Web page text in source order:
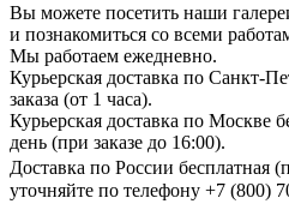
Вы можете посетить наши
и познакомиться со всеми
Мы работаем ежедневно.
Курьерская доставка по Санкт-
заказа (от 1 часа).
Курьерская доставка по Москве
день (при заказе до 16:00).
Доставка по России бесплатная
уточняйте по телефону +7 (800)